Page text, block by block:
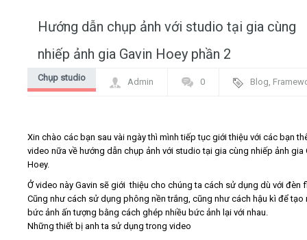
Home
Video
Kiến thức
Liên hệ - Đăng ký
Hướng dẫn chụp ảnh với studio tại gia cùng
nhiếp ảnh gia Gavin Hoey phần 2
Chụp studio Admin 0 Blog,
Xin chào các bạn sau vài ngày thì mình tiếp tục giới thiệu với các bạn
video nữa về hướng dẫn chụp ảnh với studio tại gia cùng nhiếp ảnh gia
Hoey.
Ở video này Gavin sẽ giới thiệu cho chúng ta cách sử dụng dù với đèn
Cũng như cách sử dụng phông nền trắng, cũng như cách hậu kì để tạo
bức ảnh ấn tượng bằng cách ghép nhiều bức ảnh lại với nhau.
Những thiết bị anh ta sử dụng trong video